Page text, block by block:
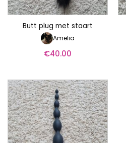
Butt plug met staart
Amelia
€40.00